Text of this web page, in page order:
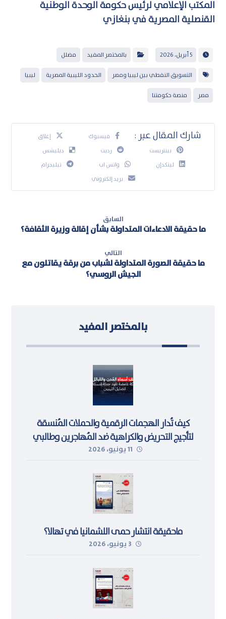
المكتب الإعلامي لرئيس حكومة الوحدة الوطنية
القنصلية المصرية في بنغازي
5 أبريل، 2026 بالمختصر المفيد مضلل
التسويق النفطي بين ليبيا ومصر الحدود الليبية المصرية ليبيا
مصر منصة حكومتنا
فيسبوك
إغلاق
بينتريست
رديت
ديليشس
لينكدإن
واتس اب
تيليجرام
بريد إلكتروني
السابق
ما حقيقة الادعاءات المتداولة بشأن إقالة وزيرة الثقافة؟
التالي
ما حقيقة الصورة المتداولة لشباب من برقة يقاتلون مع
الجيش الروسي؟
بالمختصر المفيد
كيف تُدار الهجمات الرقمية والحملات المُنسقة
لتأجيج التحريض والكراهية ضد المُهاجرين وطالبي
اللجوء في ليبيا
11 يونيو، 2026
ماحقيقة انتشار حمى اللشمانيا في تهالا؟
3 يونيو، 2026